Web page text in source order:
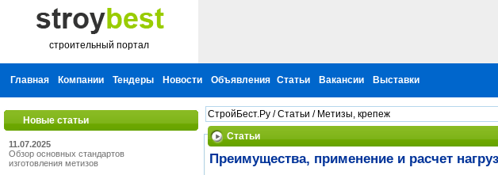
строительный портал
Главная Компании Тендеры Новости Объявления Статьи Вакансии Выставки
Новые статьи
11.07.2025
Обзор основных стандартов
изготовления метизов
СтройБест.Ру /Статьи / Метизы, крепеж
Статьи
Преимущества, применение и расчет